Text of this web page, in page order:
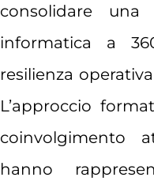
consolidare una
informatica a
resilienza
L’approccio
coinvolgimento
hanno